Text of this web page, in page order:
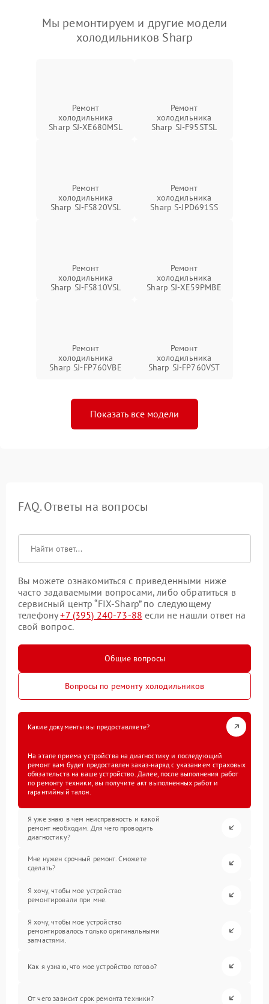
Мы ремонтируем и другие модели
холодильников Sharp
Ремонт
холодильника
Sharp SJ-XE680MSL
Ремонт
холодильника
Sharp SJ-F95STSL
Ремонт
холодильника
Sharp SJ-FS820VSL
Ремонт
холодильника
Sharp S-JPD691SS
Ремонт
холодильника
Sharp SJ-FS810VSL
Ремонт
холодильника
Sharp SJ-XE59PMBE
Ремонт
холодильника
Sharp SJ-FP760VBE
Ремонт
холодильника
Sharp SJ-FP760VST
Показать все модели
FAQ. Ответы на вопросы
Вы можете ознакомиться с приведенными ниже
часто задаваемыми вопросами, либо обратиться в
сервисный центр “FIX-Sharp” по следующему
телефону+7 (395) 240-73-88 если не нашли ответ на
свой вопрос.
Общие вопросы
Вопросы по ремонту холодильников
Какие документы вы предоставляете?
На этапе приема устройства на диагностику и последующий
ремонт вам будет предоставлен заказ-наряд с указанием страховых
обязательств на ваше устройство. Далее, после выполнения работ
по ремонту техники, вы получите акт выполненных работ и
гарантийный талон.
Я уже знаю в чем неисправность и какой
ремонт необходим. Для чего проводить
диагностику?
Мне нужен срочный ремонт. Сможете
сделать?
Я хочу, чтобы мое устройство
ремонтировали при мне.
Я хочу, чтобы мое устройство
ремонтировалось только оригинальными
запчастями.
Как я узнаю, что мое устройство готово?
От чего зависит срок ремонта техники?